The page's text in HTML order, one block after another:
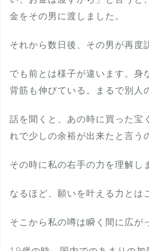
金をその男に渡しました。
それから数日後、その男が再度
でも前とは様子が違います。身
背筋も伸びている。まるで別人
話を聞くと、あの時に買った宝
れで少しの余裕が出来たと言う
その時に私の右手の力を理解し
なるほど、願いを叶える力とは
そこから私の噂は瞬く間に広が